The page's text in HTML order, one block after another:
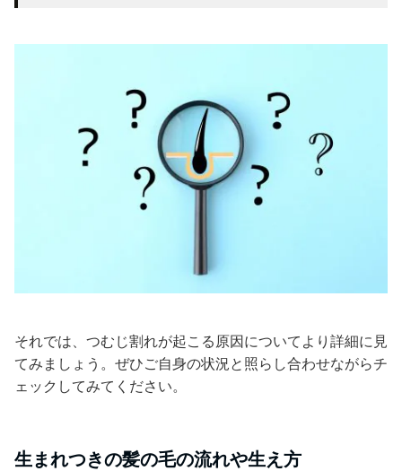
それでは、つむじ割れが起こる原因についてより詳細に見
てみましょう。ぜひご自身の状況と照らし合わせながらチ
ェックしてみてください。
生まれつきの髪の毛の流れや生え方